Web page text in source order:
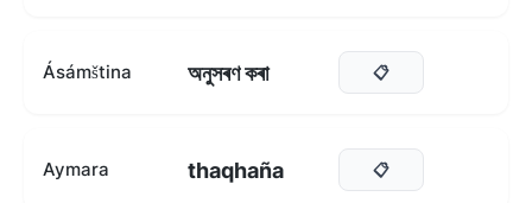
Ásámština অনুসৰণ কৰা 📋
Aymara thaqhaña 📋